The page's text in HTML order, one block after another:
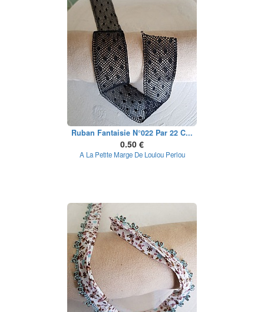
Ruban Fantaisie N°022 Par 22 C...
0.50 €
A La Petite Marge De Loulou Perlou